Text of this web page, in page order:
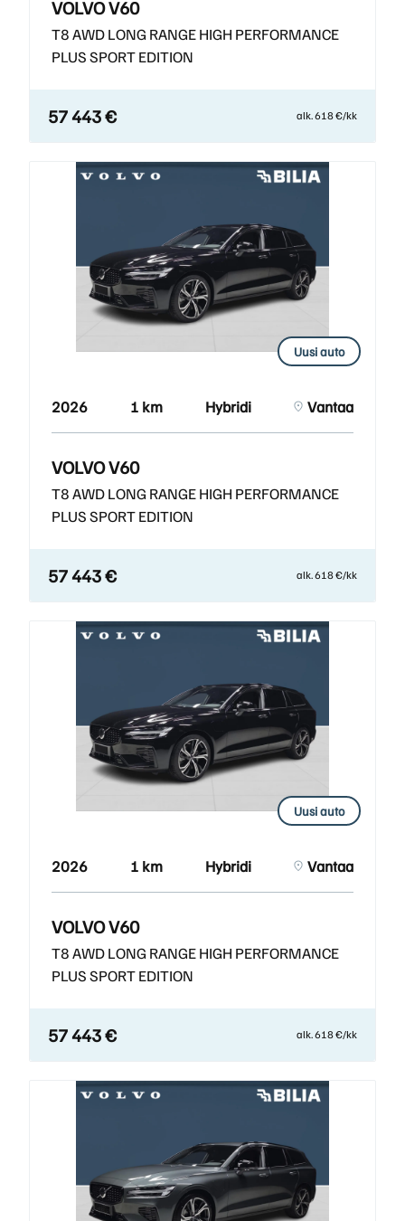
VOLVO V60
T8 AWD LONG RANGE HIGH PERFORMANCE
PLUS SPORT EDITION
57 443 € alk. 618 €/kk
Uusi auto
2026 1 km Hybridi Vantaa
VOLVO V60
T8 AWD LONG RANGE HIGH PERFORMANCE
PLUS SPORT EDITION
57 443 € alk. 618 €/kk
Uusi auto
2026 1 km Hybridi Vantaa
VOLVO V60
T8 AWD LONG RANGE HIGH PERFORMANCE
PLUS SPORT EDITION
57 443 € alk. 618 €/kk